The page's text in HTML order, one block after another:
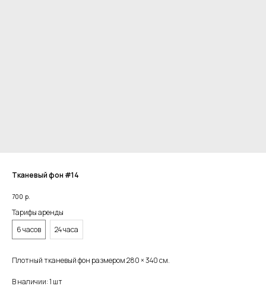
Тканевый фон #14
700 р.
Тарифы аренды
6 часов
24 часа
Плотный тканевый фон размером 280 × 340 см.
В наличии: 1 шт